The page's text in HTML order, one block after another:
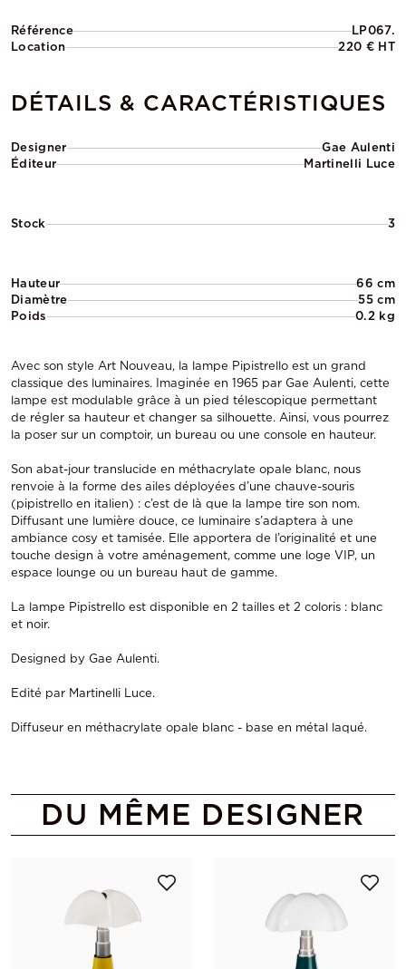
Référence
LP067.
Location
220 € HT
DÉTAILS & CARACTÉRISTIQUES
Designer
Gae Aulenti
Éditeur
Martinelli Luce
Stock 3
Hauteur
66 cm
Diamètre
55 cm
Poids
0.2 kg
Avec son style Art Nouveau, la lampe Pipistrello est un grand
classique des luminaires. Imaginée en 1965 par Gae Aulenti, cette
lampe est modulable grâce à un pied télescopique permettant
de régler sa hauteur et changer sa silhouette. Ainsi, vous pourrez
la poser sur un comptoir, un bureau ou une console en hauteur.
Son abat-jour translucide en méthacrylate opale blanc, nous
renvoie à la forme des ailes déployées d’une chauve-souris
(pipistrello en italien) : c’est de là que la lampe tire son nom.
Diffusant une lumière douce, ce luminaire s’adaptera à une
ambiance cosy et tamisée. Elle apportera de l’originalité et une
touche design à votre aménagement, comme une loge VIP, un
espace lounge ou un bureau haut de gamme.
La lampe Pipistrello est disponible en 2 tailles et 2 coloris : blanc
et noir.
Designed by Gae Aulenti.
Edité par Martinelli Luce.
Diffuseur en méthacrylate opale blanc - base en métal laqué.
DU MÊME DESIGNER